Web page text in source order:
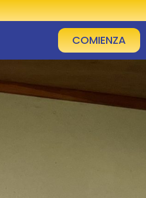
COMIENZA